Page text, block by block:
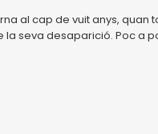
al cap de vuit anys, quan
seva desaparició. Poc a